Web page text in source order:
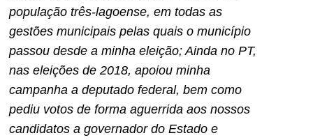
população três-lagoense, em todas as
gestões municipais pelas quais o município
passou desde a minha eleição; Ainda no PT,
nas eleições de 2018, apoiou minha
campanha a deputado federal, bem como
pediu votos de forma aguerrida aos nossos
candidatos a governador do Estado e